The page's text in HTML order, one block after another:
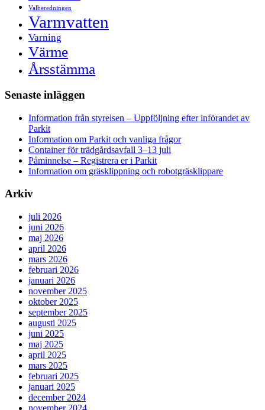
Valberedningen
Varmvatten
Varning
Värme
Årsstämma
Senaste inläggen
Information från styrelsen – Uppföljning efter införandet av
Parkit
Information om Parkit och vanliga frågor
Container för trädgårdsavfall 3–13 juli
Påminnelse – Registrera er i Parkit
Information om gräsklippning och robotgräsklippare
Arkiv
juli 2026
juni 2026
maj 2026
april 2026
mars 2026
februari 2026
januari 2026
november 2025
oktober 2025
september 2025
augusti 2025
juni 2025
maj 2025
april 2025
mars 2025
februari 2025
januari 2025
december 2024
november 2024